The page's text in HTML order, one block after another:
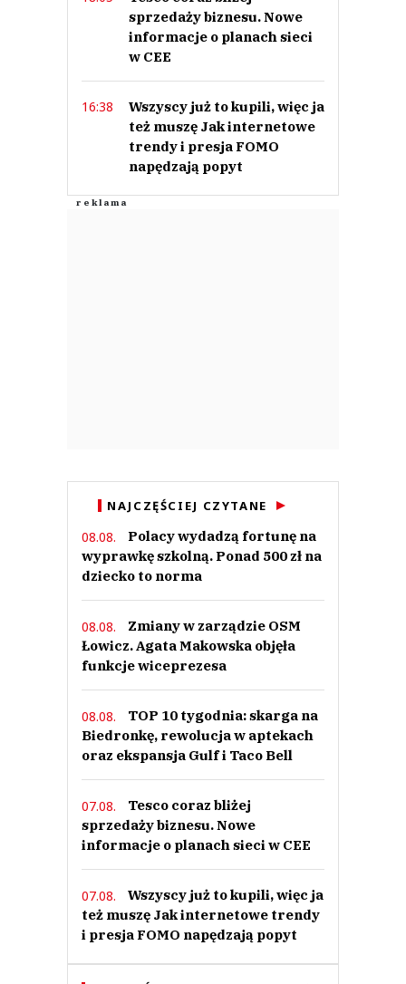
sprzedaży biznesu. Nowe
informacje o planach sieci
w CEE
16:38
Wszyscy już to kupili, więc ja
też muszę Jak internetowe
trendy i presja FOMO
napędzają popyt
NAJCZĘŚCIEJ CZYTANE
08.08.
Polacy wydadzą fortunę na
wyprawkę szkolną. Ponad 500 zł na
dziecko to norma
08.08.
Zmiany w zarządzie OSM
Łowicz. Agata Makowska objęła
funkcje wiceprezesa
08.08.
TOP 10 tygodnia: skarga na
Biedronkę, rewolucja w aptekach
oraz ekspansja Gulf i Taco Bell
07.08.
Tesco coraz bliżej
sprzedaży biznesu. Nowe
informacje o planach sieci w CEE
07.08.
Wszyscy już to kupili, więc ja
też muszę Jak internetowe trendy
i presja FOMO napędzają popyt